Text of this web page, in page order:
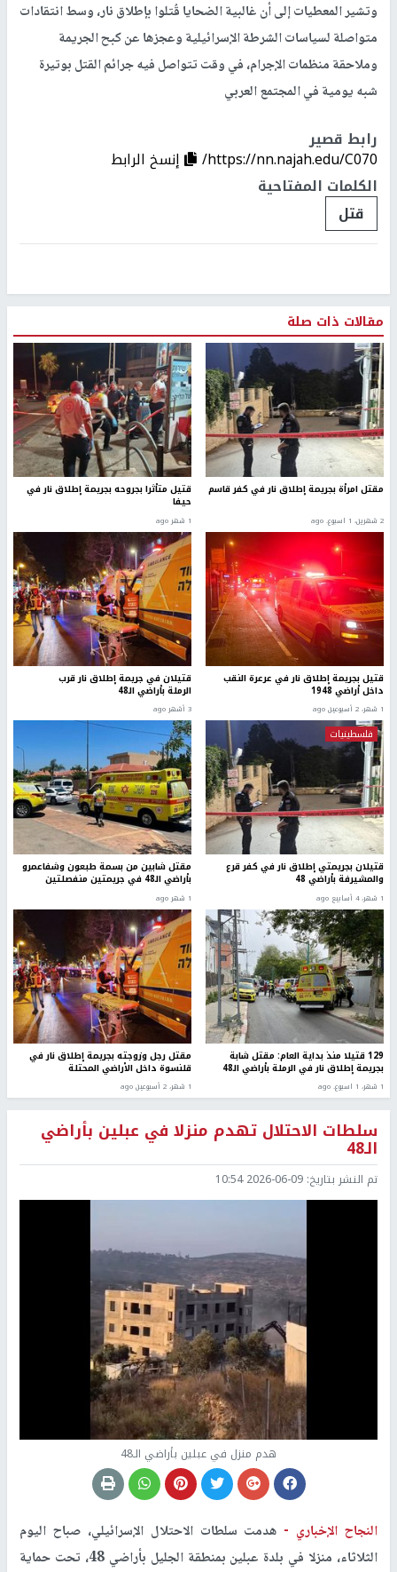
وتشير المعطيات إلى أن غالبية الضحايا قُتلوا بإطلاق نار، وسط انتقادات
متواصلة لسياسات الشرطة الإسرائيلية وعجزها عن كبح الجريمة
وملاحقة منظمات الإجرام، في وقت تتواصل فيه جرائم القتل بوتيرة
شبه يومية في المجتمع العربي
رابط قصير
https://nn.najah.edu/C070/
إنسخ الرابط
الكلمات المفتاحية
قتل
مقالات ذات صلة
مقتل امرأة بجريمة إطلاق نار في كفر قاسم
2 شهرين، 1 اسبوع. ago
قتيل متأثرا بجروحه بجريمة إطلاق نار في
حيفا
1 شهر ago
قتيل بجريمة إطلاق نار في عرعرة النقب
داخل أراضي 1948
1 شهر، 2 أسبوعين ago
قتيلان في جريمة إطلاق نار قرب
الرملة بأراضي الـ48
3 أشهر ago
فلسطينيات
قتيلان بجريمتي إطلاق نار في كفر قرع
والمشيرفة بأراضي 48
1 شهر، 4 أسابيع ago
مقتل شابين من بسمة طبعون وشفاعمرو
بأراضي الـ48 في جريمتين منفصلتين
1 شهر ago
129 قتيلا منذ بداية العام: مقتل شابة
بجريمة إطلاق نار في الرملة بأراضي الـ48
1 شهر، 1 اسبوع. ago
مقتل رجل وزوجته بجريمة إطلاق نار في
قلنسوة داخل الأراضي المحتلة
1 شهر، 2 أسبوعين ago
سلطات الاحتلال تهدم منزلا في عبلين بأراضي
الـ48
تم النشر بتاريخ: 2026-06-09 10:54
هدم منزل في عبلين بأراضي الـ48
النجاح الإخباري - هدمت سلطات الاحتلال الإسرائيلي، صباح اليوم
الثلاثاء، منزلا في بلدة عبلين بمنطقة الجليل بأراضي 48، تحت حماية